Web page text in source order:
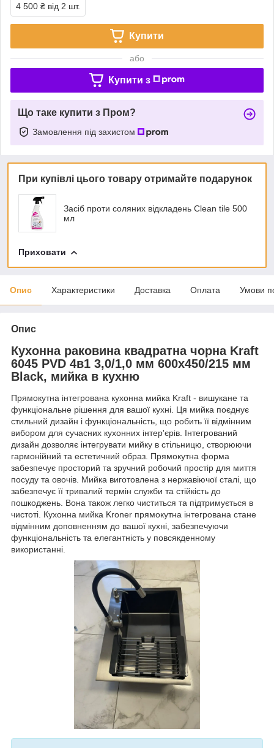
4 500 ₴ від 2 шт.
Купити
або
Купити з
Що таке купити з Пром?
Замовлення під захистом
При купівлі цього товару отримайте подарунок
Засіб проти соляних відкладень Clean tile 500
мл
Приховати
Опис Характеристики Доставка Оплата Умови
Опис
Кухонна раковина квадратна чорна Kraft
6045 PVD 4в1 3,0/1,0 мм 600х450/215 мм
Black, мийка в кухню
Прямокутна інтегрована кухонна мийка Kraft - вишукане та
функціональне рішення для вашої кухні. Ця мийка поєднує
стильний дизайн і функціональність, що робить її відмінним
вибором для сучасних кухонних інтер'єрів. Інтегрований
дизайн дозволяє інтегрувати мийку в стільницю, створюючи
гармонійний та естетичний образ. Прямокутна форма
забезпечує просторий та зручний робочий простір для миття
посуду та овочів. Мийка виготовлена з нержавіючої сталі, що
забезпечує її тривалий термін служби та стійкість до
пошкоджень. Вона також легко чиститься та підтримується в
чистоті. Кухонна мийка Kroner прямокутна інтегрована стане
відмінним доповненням до вашої кухні, забезпечуючи
функціональність та елегантність у повсякденному
використанні.